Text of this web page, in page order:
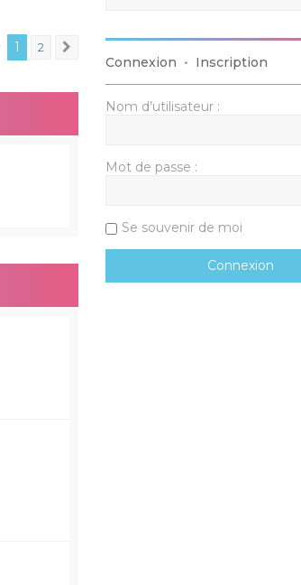
1 2
Connexion • Inscription
Nom d’utilisateur :
Mot de passe :
Se souvenir de moi